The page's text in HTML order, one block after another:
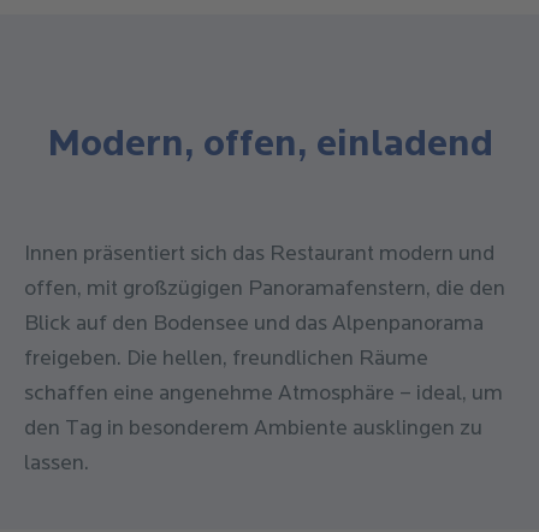
Modern, offen, einladend
Innen präsentiert sich das Restaurant modern und
offen, mit großzügigen Panoramafenstern, die den
Blick auf den Bodensee und das Alpenpanorama
freigeben. Die hellen, freundlichen Räume
schaffen eine angenehme Atmosphäre – ideal, um
den Tag in besonderem Ambiente ausklingen zu
lassen.